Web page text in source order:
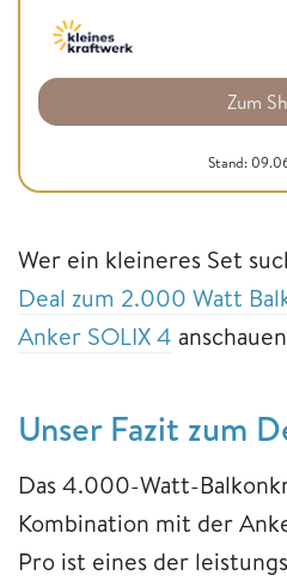
Zum
Stand:
Wer ein kleineres Set
Deal zum 2.000 Watt
Anker SOLIX 4
Unser Fazit zum
Das 4.000-Watt-
Kombination mit der
Pro ist eines der